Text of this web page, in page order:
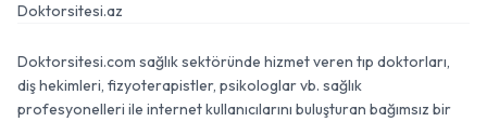
Doktorsitesi.az
Doktorsitesi.com sağlık sektöründe hizmet veren tıp doktorları,
diş hekimleri, fizyoterapistler, psikologlar vb. sağlık
profesyonelleri ile internet kullanıcılarını buluşturan bağımsız bir